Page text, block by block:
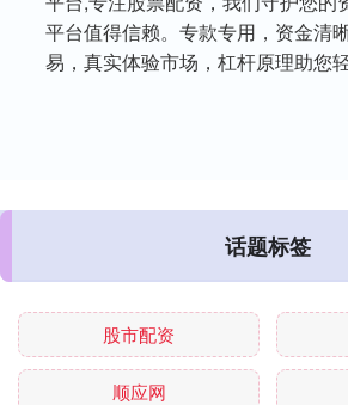
平台值得信赖。专款专用，资金清
易，真实体验市场，杠杆原理助您轻
话题标签
股市配资
顺应网